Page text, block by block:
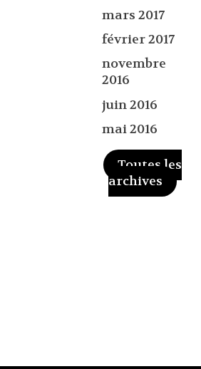
mars 2017
février 2017
novembre
2016
juin 2016
mai 2016
Toutes les
archives